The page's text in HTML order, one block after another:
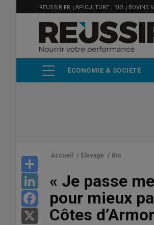
MENU
FILIÈRE
REUSSIR.FR APICULTURE BIO BOVINS
ÉCONOMIE & SOCIÉTÉ
LinkedIn
Facebook
Accueil / Élevage / Bio
« Je passe
pour mieux
Côtes d’Armor